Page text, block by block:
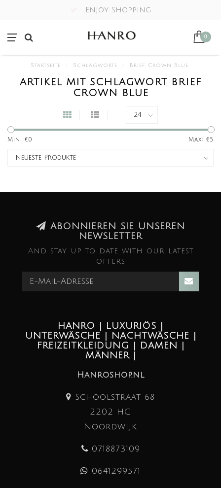
Enjoy Shopping
0
Startseite Schlagworte Brief Crown Blue
ARTIKEL MIT SCHLAGWORT BRIEF
CROWN BLUE
Min: €0 Max: €5
ABONNIEREN SIE UNSEREN
NEWSLETTER
And stay up to date with our latest
offers
HANRO | LUXURIÖS |
UNTERWÄSCHE | NACHTWÄSCHE |
FREIZEITKLEIDUNG | DAMEN |
MÄNNER |
Hanroshop.nl
Schoolstraat 68
2202 HG
Noordwijk
0718873109
0641299571